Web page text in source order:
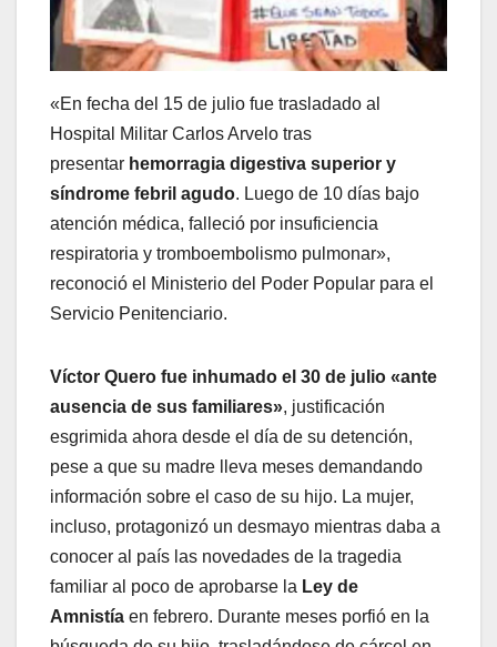
«En fecha del 15 de julio fue trasladado al
Hospital Militar Carlos Arvelo tras
presentar hemorragia digestiva superior y
síndrome febril agudo. Luego de 10 días bajo
atención médica, falleció por insuficiencia
respiratoria y tromboembolismo pulmonar»,
reconoció el Ministerio del Poder Popular para el
Servicio Penitenciario.
Víctor Quero fue inhumado el 30 de julio «ante
ausencia de sus familiares», justificación
esgrimida ahora desde el día de su detención,
pese a que su madre lleva meses demandando
información sobre el caso de su hijo. La mujer,
incluso, protagonizó un desmayo mientras daba a
conocer al país las novedades de la tragedia
familiar al poco de aprobarse la Ley de
Amnistía en febrero. Durante meses porfió en la